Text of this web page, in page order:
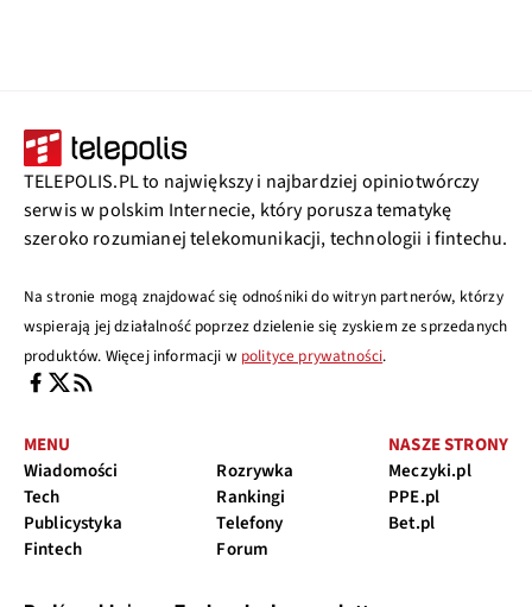
TELEPOLIS.PL to największy i najbardziej opiniotwórczy
serwis w polskim Internecie, który porusza tematykę
szeroko rozumianej telekomunikacji, technologii i fintechu.
Na stronie mogą znajdować się odnośniki do witryn partnerów, którzy
wspierają jej działalność poprzez dzielenie się zyskiem ze sprzedanych
produktów. Więcej informacji w polityce prywatności.
MENU
Wiadomości
Tech
Publicystyka
Fintech
Rozrywka
Rankingi
Telefony
Forum
NASZE STRONY
Meczyki.pl
PPE.pl
Bet.pl